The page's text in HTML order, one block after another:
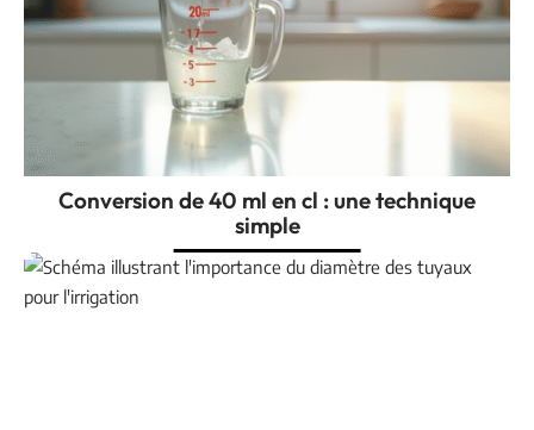
Conversion de 40 ml en cl : une technique
simple